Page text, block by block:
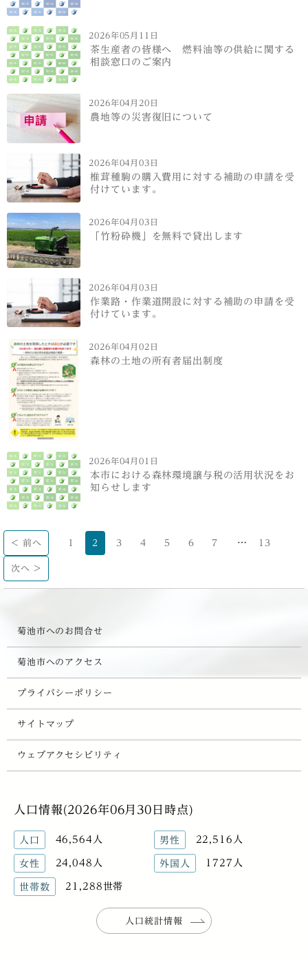
2026年05月11日
茶生産者の皆様へ 燃料油等の供給に関する
相談窓口のご案内
2026年04月20日
農地等の災害復旧について
2026年04月03日
椎茸種駒の購入費用に対する補助の申請を受
付けています。
2026年04月03日
「竹粉砕機」を無料で貸出します
2026年04月03日
作業路・作業道開設に対する補助の申請を受
付けています。
2026年04月02日
森林の土地の所有者届出制度
2026年04月01日
本市における森林環境譲与税の活用状況をお
知らせします
< 前へ 1 2 3 4 5 6 7 … 13
次へ >
菊池市へのお問合せ
菊池市へのアクセス
プライバシーポリシー
サイトマップ
ウェブアクセシビリティ
人口情報(2026年06月30日時点)
人口 46,564人 男性 22,516人
女性 24,048人 外国人 1727人
世帯数 21,288世帯
人口統計情報